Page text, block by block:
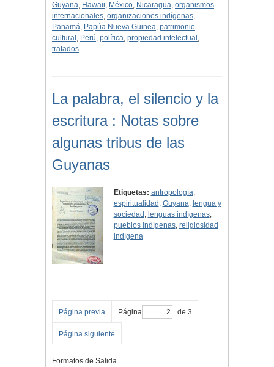
Guyana, Hawaii, México, Nicaragua, organismos
internacionales, organizaciones indígenas,
Panamá, Papúa Nueva Guinea, patrimonio
cultural , Perú, política, propiedad intelectual ,
tratados
La palabra, el silencio y la
escritura : Notas sobre
algunas tribus de las
Guyanas
Etiquetas: antropología,
espiritualidad , Guyana, lengua y
sociedad , lenguas indígenas,
pueblos indígenas, religiosidad
indígena
Página previa Página de 3
Página siguiente
Formatos de Salida